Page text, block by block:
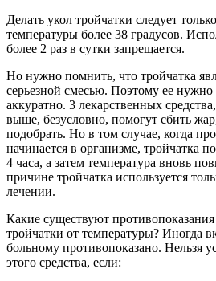
Делать укол тройчатки следует
температуры более 38 градусов.
более 2 раз в сутки запрещается.
Но нужно помнить, что тройчатка
серьезной смесью. Поэтому ее нужно
аккуратно. 3 лекарственных
выше, безусловно, помогут сбить
подобрать. Но в том случае, когда
начинается в организме, тройчатка
4 часа, а затем температура вновь
причине тройчатка используется
лечении.
Какие существуют
тройчатки от температуры? Иногда
больному противопоказано. Нельзя
этого средства, если: